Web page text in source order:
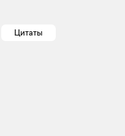
Цитаты